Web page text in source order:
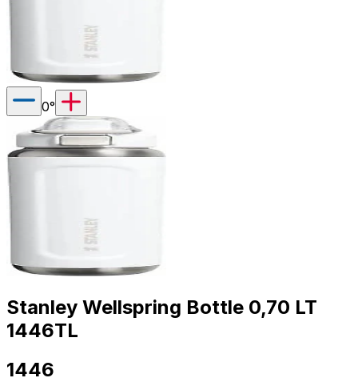
0°
Stanley Wellspring Bottle 0,70 LT
1446TL
1446